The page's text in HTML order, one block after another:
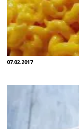
07.02.2017